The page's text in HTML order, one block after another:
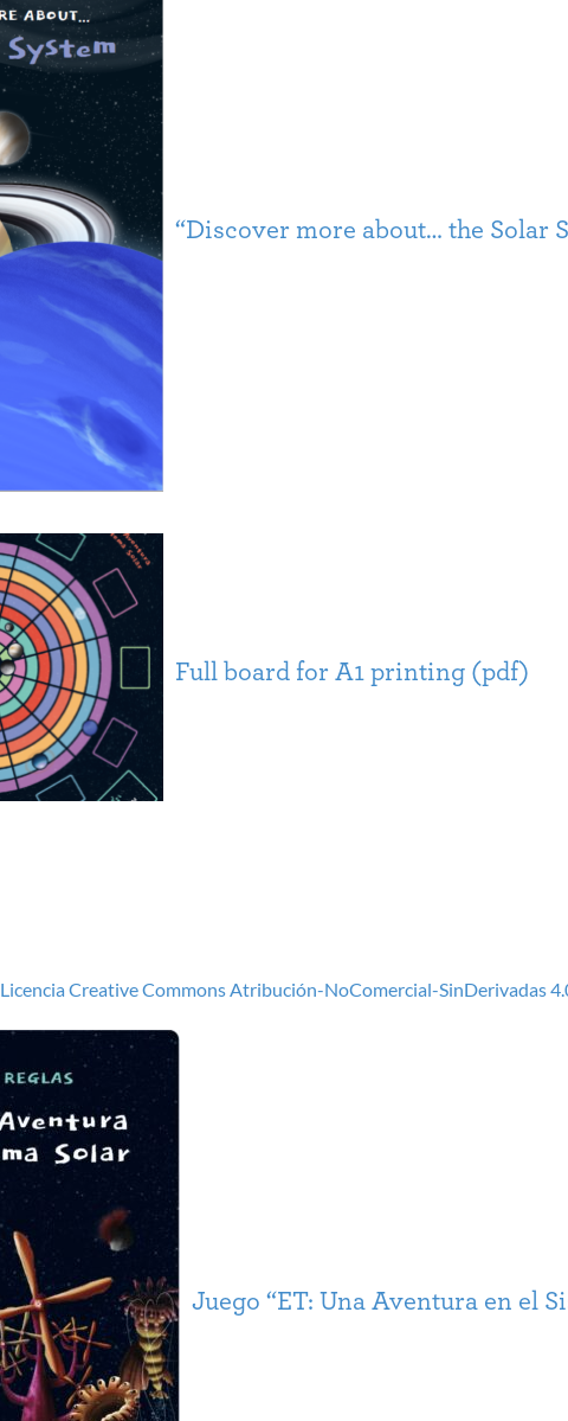
“Discover more about… the Solar
Full board for A1 printing (pdf)
Licencia Creative Commons Atribución-NoComercial-SinDerivadas
Juego “ET: Una Aventura en el